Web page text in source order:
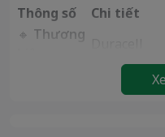
Thông số
Chi tiết
🔸 Thương
Lithium 3V